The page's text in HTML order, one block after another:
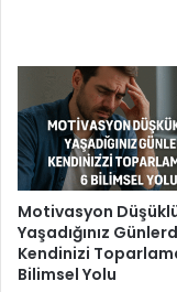
Motivasyon
Yaşadığınız
Kendinizi
Bilimsel Yolu